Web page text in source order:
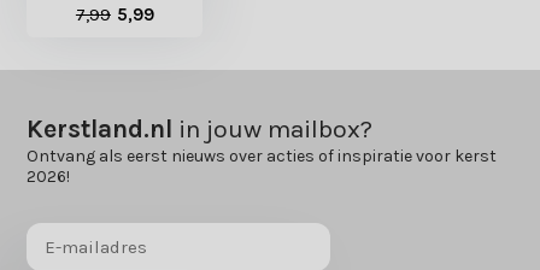
7,99 5,99
Kerstland.nl in jouw mailbox?
Ontvang als eerst nieuws over acties of inspiratie voor kerst
2026!